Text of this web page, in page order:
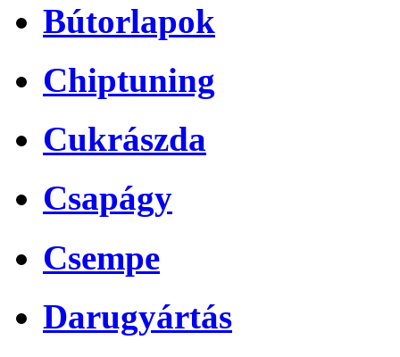
Bútorlapok
Chiptuning
Cukrászda
Csapágy
Csempe
Darugyártás